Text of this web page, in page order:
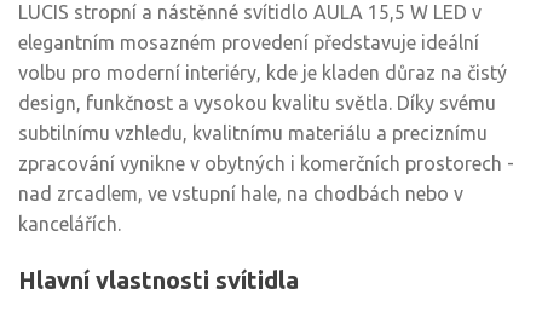
LUCIS stropní a nástěnné svítidlo AULA 15,5 W LED v
elegantním mosazném provedení představuje ideální
volbu pro moderní interiéry, kde je kladen důraz na čistý
design, funkčnost a vysokou kvalitu světla. Díky svému
subtilnímu vzhledu, kvalitnímu materiálu a preciznímu
zpracování vynikne v obytných i komerčních prostorech -
nad zrcadlem, ve vstupní hale, na chodbách nebo v
kancelářích.
Hlavní vlastnosti svítidla